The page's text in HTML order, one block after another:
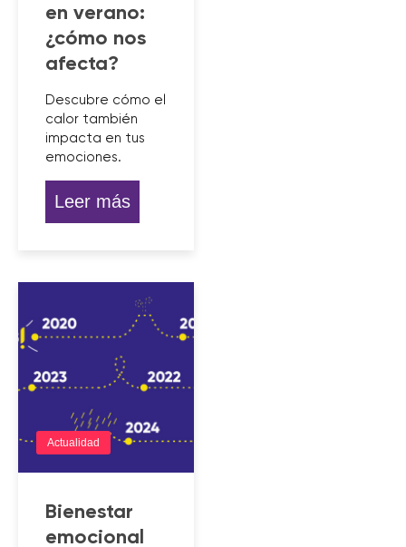
en verano:
¿cómo nos
afecta?
Descubre cómo el
calor también
impacta en tus
emociones.
Leer más
Actualidad
Bienestar
emocional